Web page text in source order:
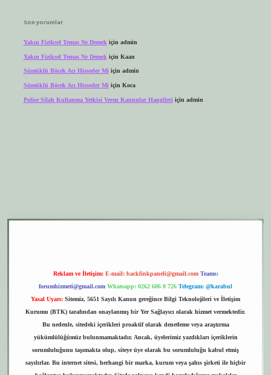
Son yorumlar
Yakın Fiziksel Temas Ne Demek için admin
Yakın Fiziksel Temas Ne Demek için Kaan
Sümüklü Böcek Acı Hisseder Miiçin admin
Sümüklü Böcek Acı Hisseder Mi için Koca
Polise Silah Kullanma Yetkisi Veren Kanunlar Hangileri için admin
Reklam ve İletişim: E-mail: backlinkpaneli@gmail.com Teams:
forumhizmeti@gmail.com Whatsapp: 0262 606 0 726 Telegram: @karabul
Yasal Uyarı: Sitemiz, 5651 Sayılı Kanun gereğince Bilgi Teknolojileri ve İletişim
Kurumu (BTK) tarafından onaylanmış bir Yer Sağlayıcı olarak hizmet vermektedir.
Bu nedenle, sitedeki içerikleri proaktif olarak denetleme veya araştırma
yükümlülüğümüz bulunmamaktadır. Ancak, üyelerimiz yazdıkları içeriklerin
sorumluluğunu taşımakta olup, siteye üye olarak bu sorumluluğu kabul etmiş
sayılırlar. Bu internet sitesi, herhangi bir marka, kurum veya şahıs şirketi ile hiçbir